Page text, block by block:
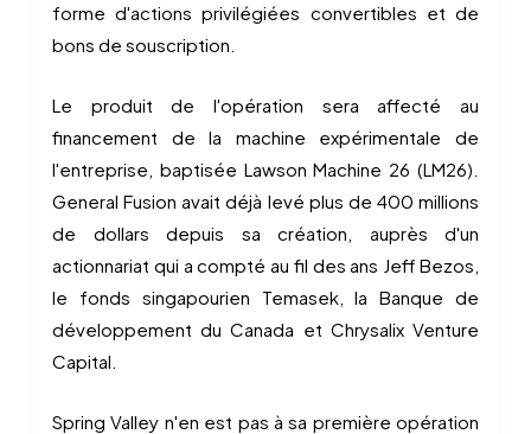
forme d'actions privilégiées convertibles et de
bons de souscription.
Le produit de l'opération sera affecté au
financement de la machine expérimentale de
l'entreprise, baptisée Lawson Machine 26 (LM26).
General Fusion avait déjà levé plus de 400 millions
de dollars depuis sa création, auprès d'un
actionnariat qui a compté au fil des ans Jeff Bezos,
le fonds singapourien Temasek, la Banque de
développement du Canada et Chrysalix Venture
Capital.
Spring Valley n'en est pas à sa première opération